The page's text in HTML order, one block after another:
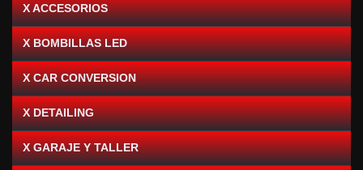
X ACCESORIOS
X BOMBILLAS LED
X CAR CONVERSION
X DETAILING
X GARAJE Y TALLER